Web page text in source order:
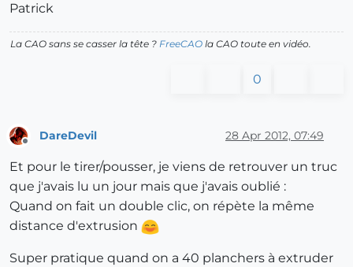
Patrick
La CAO sans se casser la tête ? FreeCAO la CAO toute en vidéo.
0
DareDevil 28 Apr 2012, 07:49
Et pour le tirer/pousser, je viens de retrouver un truc
que j'avais lu un jour mais que j'avais oublié :
Quand on fait un double clic, on répète la même
distance d'extrusion
Super pratique quand on a 40 planchers à extruder